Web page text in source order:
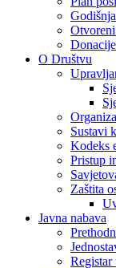
O Društvu
Sustavi
Kodeks
Pristup
Zaštita
Javna nabava
Registar